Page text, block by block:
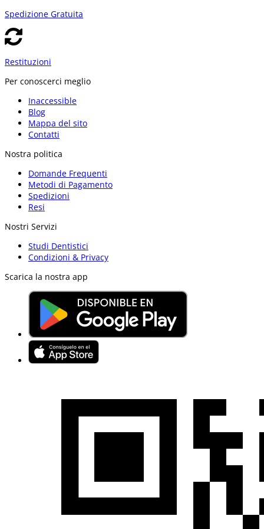
Spedizione Gratuita
Restituzioni
Per conoscerci meglio
Inaccessible
Blog
Mappa del sito
Contatti
Nostra politica
Domande Frequenti
Metodi di Pagamento
Spedizioni
Resi
Nostri Servizi
Studi Dentistici
Condizioni & Privacy
Scarica la nostra app